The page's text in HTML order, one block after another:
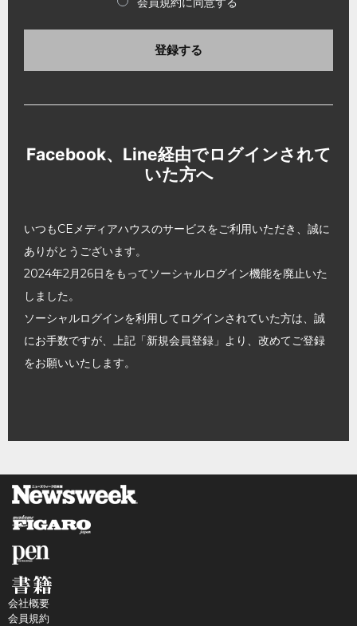
登録する
Facebook、Line経由でログインされて
いた方へ
いつもCEメディアハウスのサービスをご利用いただき、誠に
ありがとうございます。
2024年2月26日をもってソーシャルログイン機能を廃止いた
しました。
ソーシャルログインを利用してログインされていた方は、誠
にお手数ですが、上記「新規会員登録」より、改めてご登録
をお願いいたします。
会社概要
会員規約